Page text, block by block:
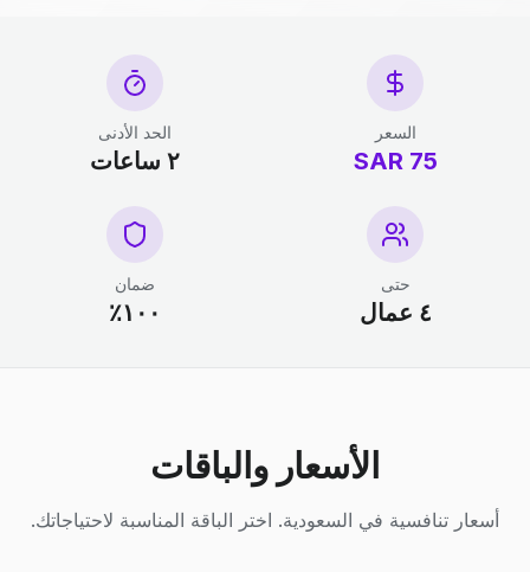
السعر
75 SAR
الحد الأدنى
٢ ساعات
حتى
٤ عمال
ضمان
١٠٠٪
الأسعار والباقات
أسعار تنافسية في السعودية. اختر الباقة المناسبة لاحتياجاتك.